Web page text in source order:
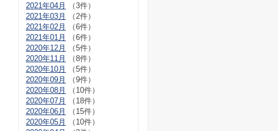
2021年04月
（3件）
2021年03月
（2件）
2021年02月
（6件）
2021年01月
（6件）
2020年12月
（5件）
2020年11月
（8件）
2020年10月
（5件）
2020年09月
（9件）
2020年08月
（10件）
2020年07月
（18件）
2020年06月
（15件）
2020年05月
（10件）